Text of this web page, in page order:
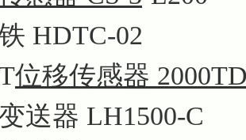
HDTC-02
位移传感器
送器 LH1500-C